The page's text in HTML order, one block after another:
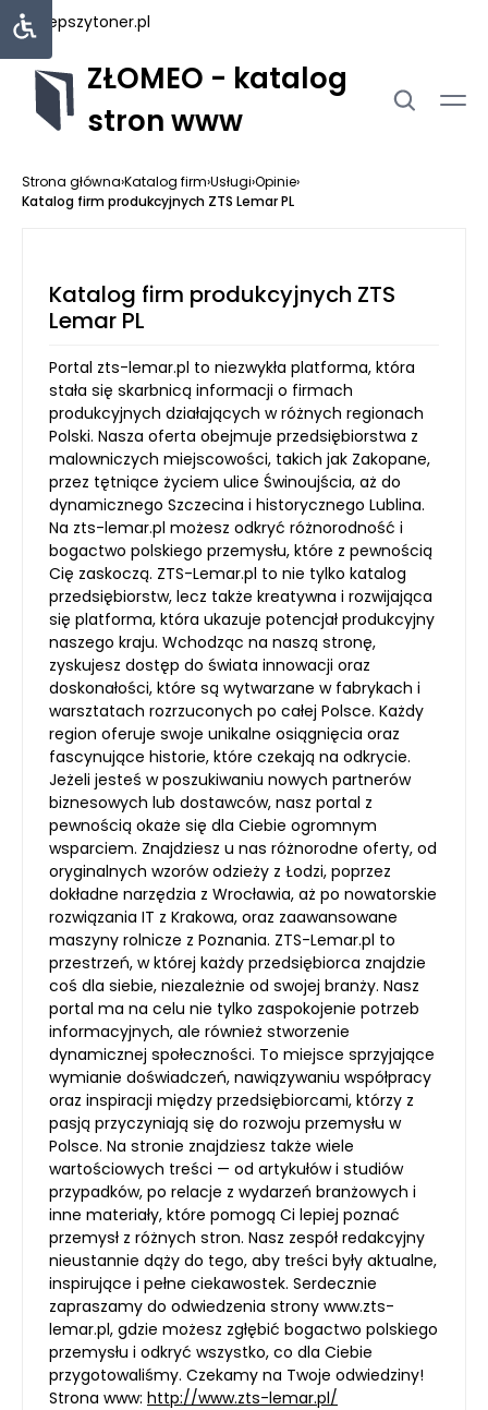
najlepszytoner.pl
ZŁOMEO - katalog
stron www
Strona główna›Katalog firm›Usługi›Opinie›
Katalog firm produkcyjnych ZTS Lemar PL
Katalog firm produkcyjnych ZTS
Lemar PL
Portal zts-lemar.pl to niezwykła platforma, która
stała się skarbnicą informacji o firmach
produkcyjnych działających w różnych regionach
Polski. Nasza oferta obejmuje przedsiębiorstwa z
malowniczych miejscowości, takich jak Zakopane,
przez tętniące życiem ulice Świnoujścia, aż do
dynamicznego Szczecina i historycznego Lublina.
Na zts-lemar.pl możesz odkryć różnorodność i
bogactwo polskiego przemysłu, które z pewnością
Cię zaskoczą. ZTS-Lemar.pl to nie tylko katalog
przedsiębiorstw, lecz także kreatywna i rozwijająca
się platforma, która ukazuje potencjał produkcyjny
naszego kraju. Wchodząc na naszą stronę,
zyskujesz dostęp do świata innowacji oraz
doskonałości, które są wytwarzane w fabrykach i
warsztatach rozrzuconych po całej Polsce. Każdy
region oferuje swoje unikalne osiągnięcia oraz
fascynujące historie, które czekają na odkrycie.
Jeżeli jesteś w poszukiwaniu nowych partnerów
biznesowych lub dostawców, nasz portal z
pewnością okaże się dla Ciebie ogromnym
wsparciem. Znajdziesz u nas różnorodne oferty, od
oryginalnych wzorów odzieży z Łodzi, poprzez
dokładne narzędzia z Wrocławia, aż po nowatorskie
rozwiązania IT z Krakowa, oraz zaawansowane
maszyny rolnicze z Poznania. ZTS-Lemar.pl to
przestrzeń, w której każdy przedsiębiorca znajdzie
coś dla siebie, niezależnie od swojej branży. Nasz
portal ma na celu nie tylko zaspokojenie potrzeb
informacyjnych, ale również stworzenie
dynamicznej społeczności. To miejsce sprzyjające
wymianie doświadczeń, nawiązywaniu współpracy
oraz inspiracji między przedsiębiorcami, którzy z
pasją przyczyniają się do rozwoju przemysłu w
Polsce. Na stronie znajdziesz także wiele
wartościowych treści — od artykułów i studiów
przypadków, po relacje z wydarzeń branżowych i
inne materiały, które pomogą Ci lepiej poznać
przemysł z różnych stron. Nasz zespół redakcyjny
nieustannie dąży do tego, aby treści były aktualne,
inspirujące i pełne ciekawostek. Serdecznie
zapraszamy do odwiedzenia strony www.zts-
lemar.pl, gdzie możesz zgłębić bogactwo polskiego
przemysłu i odkryć wszystko, co dla Ciebie
przygotowaliśmy. Czekamy na Twoje odwiedziny!
Strona www: http://www.zts-lemar.pl/